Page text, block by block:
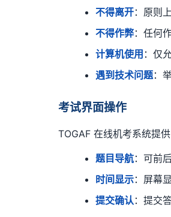
不得离开：原则
不得作弊：任何
计算机使用 ：仅
遇到技术问题：
考试界面操作
TOGAF 在线机考系统提供
题目导航：可前
时间显示：屏幕
提交确认：提交